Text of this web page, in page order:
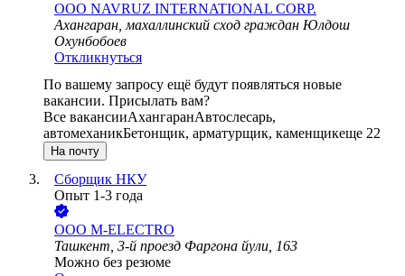
ООО NAVRUZ INTERNATIONAL CORP.
Ахангаран, махаллинский сход граждан Юлдош
Охунбобоев
Откликнуться
По вашему запросу ещё будут появляться новые
вакансии. Присылать вам?
Все вакансииАхангаранАвтослесарь,
автомеханикБетонщик, арматурщик, каменщикеще 22
На почту
Сборщик НКУ
Опыт 1-3 года
ООО M-ELECTRO
Ташкент, 3-й проезд Фаргона йули, 163
Можно без резюме